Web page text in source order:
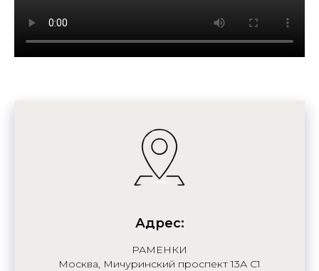
Адрес:
РАМЕНКИ
Москва, Мичуринский проспект 13А С1